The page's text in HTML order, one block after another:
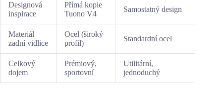
Designová
inspirace
Přímá kopie
Tuono V4
Samostatný design
Materiál
zadní vidlice
Ocel (široký
profil)
Standardní ocel
Celkový
dojem
Prémiový,
sportovní
Utilitární,
jednoduchý